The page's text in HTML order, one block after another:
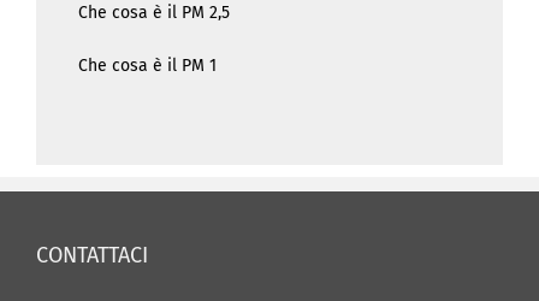
Che cosa è il PM 2,5
Che cosa è il PM 1
CONTATTACI